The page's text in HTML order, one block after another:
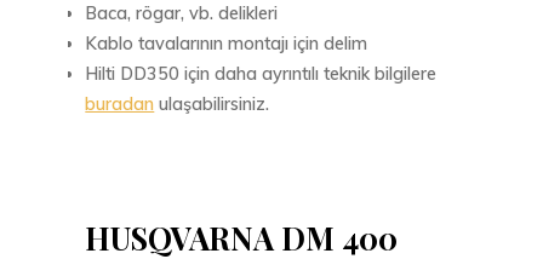
Baca, rögar, vb. delikleri
Kablo tavalarının montajı için delim
Hilti DD350 için daha ayrıntılı teknik bilgilere
buradan ulaşabilirsiniz.
HUSQVARNA DM 400